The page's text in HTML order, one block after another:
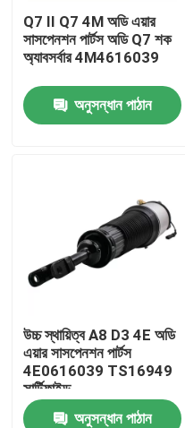
বাড়ি
আমাদের সম্পর্কে
কারখানা ভ্রমণ
মান নিয়ন্ত্রণ
Q7 II Q7 4M অডি এয়ার
সাসপেনশন পার্টস অডি Q7 শক
অ্যাবসর্বার 4M4616039
অনুসন্ধান পাঠান
উচ্চ স্থায়িত্ব A8 D3 4E অডি
এয়ার সাসপেনশন পার্টস
4E0616039 TS16949
সার্টিফাইড
অনুসন্ধান পাঠান